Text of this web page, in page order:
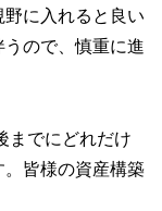
に入れると良い
ので、慎重に進
までにどれだけ
皆様の資産構築